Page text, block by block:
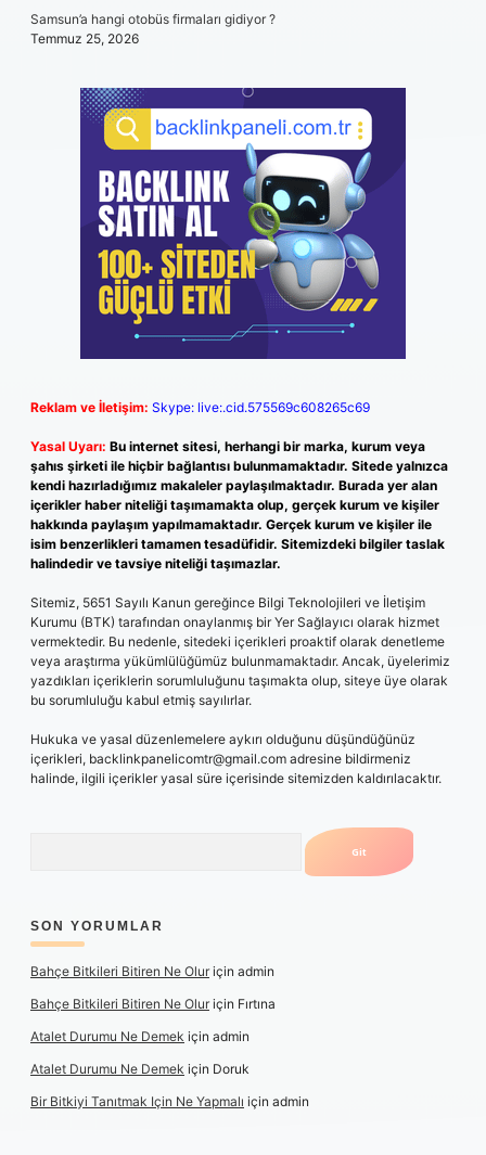
Samsun’a hangi otobüs firmaları gidiyor ?
Temmuz 25, 2026
Reklam ve İletişim: Skype: live:.cid.575569c608265c69
Yasal Uyarı: Bu internet sitesi, herhangi bir marka, kurum veya
şahıs şirketi ile hiçbir bağlantısı bulunmamaktadır. Sitede yalnızca
kendi hazırladığımız makaleler paylaşılmaktadır. Burada yer alan
içerikler haber niteliği taşımamakta olup, gerçek kurum ve kişiler
hakkında paylaşım yapılmamaktadır. Gerçek kurum ve kişiler ile
isim benzerlikleri tamamen tesadüfidir. Sitemizdeki bilgiler taslak
halindedir ve tavsiye niteliği taşımazlar.
Sitemiz, 5651 Sayılı Kanun gereğince Bilgi Teknolojileri ve İletişim
Kurumu (BTK) tarafından onaylanmış bir Yer Sağlayıcı olarak hizmet
vermektedir. Bu nedenle, sitedeki içerikleri proaktif olarak denetleme
veya araştırma yükümlülüğümüz bulunmamaktadır. Ancak, üyelerimiz
yazdıkları içeriklerin sorumluluğunu taşımakta olup, siteye üye olarak
bu sorumluluğu kabul etmiş sayılırlar.
Hukuka ve yasal düzenlemelere aykırı olduğunu düşündüğünüz
içerikleri, backlinkpanelicomtr@gmail.com adresine bildirmeniz
halinde, ilgili içerikler yasal süre içerisinde sitemizden kaldırılacaktır.
SON YORUMLAR
Bahçe Bitkileri Bitiren Ne Oluriçin admin
Bahçe Bitkileri Bitiren Ne Oluriçin Fırtına
Atalet Durumu Ne Demek için admin
Atalet Durumu Ne Demek için Doruk
Bir Bitkiyi Tanıtmak Için Ne Yapmalı için admin